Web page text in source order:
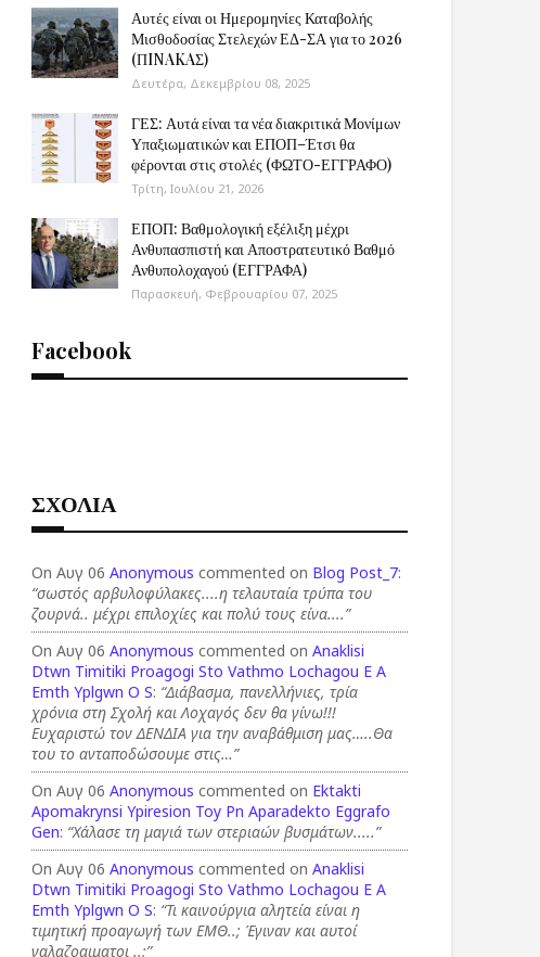
Αυτές είναι οι Ημερομηνίες Καταβολής
Μισθοδοσίας Στελεχών ΕΔ-ΣΑ για το 2026
(ΠINAKAΣ)
Δευτέρα, Δεκεμβρίου 08, 2025
ΓΕΣ: Αυτά είναι τα νέα διακριτικά Μονίμων
Υπαξιωματικών και ΕΠΟΠ–Έτσι θα
φέρονται στις στολές (ΦΩΤΟ-ΕΓΓΡΑΦΟ)
Τρίτη, Ιουλίου 21, 2026
ΕΠΟΠ: Βαθμολογική εξέλιξη μέχρι
Ανθυπασπιστή και Αποστρατευτικό Βαθμό
Ανθυπολοχαγού (ΕΓΓΡΑΦΑ)
Παρασκευή, Φεβρουαρίου 07, 2025
Facebook
ΣΧΟΛΙΑ
On Αυγ 06Anonymous commented on Blog Post_7:
“σωστός αρβυλοφύλακες....η τελαυταία τρύπα του
ζουρνά.. μέχρι επιλοχίες και πολύ τους είνα....”
On Αυγ 06Anonymous commented onAnaklisi
Dtwn Timitiki Proagogi Sto Vathmo Lochagou E A
Emth Yplgwn O S: “Διάβασμα, πανελλήνιες, τρία
χρόνια στη Σχολή και Λοχαγός δεν θα γίνω!!!
Ευχαριστώ τον ΔΕΝΔΙΑ για την αναβάθμιση μας…..Θα
του το ανταποδώσουμε στις…”
On Αυγ 06Anonymous commented on Ektakti
Apomakrynsi Ypiresion Toy Pn Aparadekto Eggrafo
Gen: “Χάλασε τη μαγιά των στεριαών βυσμάτων.....”
On Αυγ 06Anonymous commented onAnaklisi
Dtwn Timitiki Proagogi Sto Vathmo Lochagou E A
Emth Yplgwn O S: “Τι καινούργια αλητεία είναι η
τιμητική προαγωγή των ΕΜΘ..; Έγιναν και αυτοί
γαλαζοαιματοι ..;”